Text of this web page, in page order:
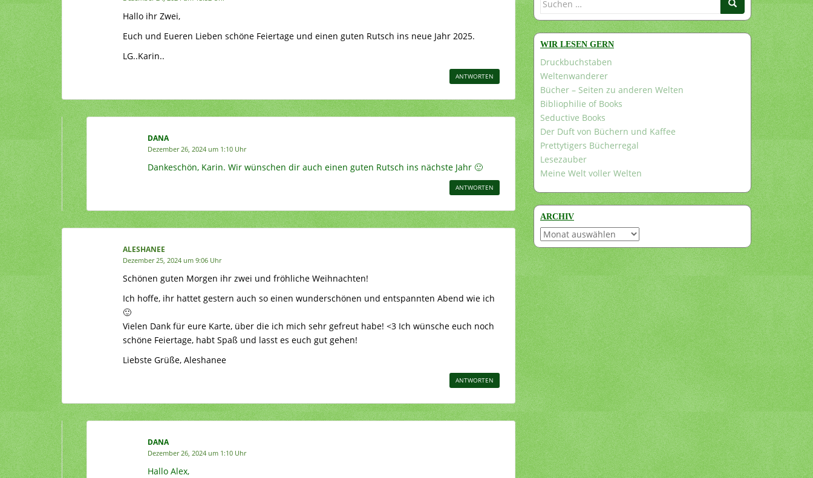
Hallo ihr Zwei,
Euch und Eueren Lieben schöne Feiertage und einen guten Rutsch ins neue Jahr 2025.
LG..Karin..
ANTWORTEN
DANA
Dezember 26, 2024 um 1:10 Uhr
Dankeschön, Karin. Wir wünschen dir auch einen guten Rutsch ins nächste Jahr 🙂
ANTWORTEN
ALESHANEE
Dezember 25, 2024 um 9:06 Uhr
Schönen guten Morgen ihr zwei und fröhliche Weihnachten!
Ich hoffe, ihr hattet gestern auch so einen wunderschönen und entspannten Abend wie ich
🙂
Vielen Dank für eure Karte, über die ich mich sehr gefreut habe! <3 Ich wünsche euch noch
schöne Feiertage, habt Spaß und lasst es euch gut gehen!
Liebste Grüße, Aleshanee
ANTWORTEN
DANA
Dezember 26, 2024 um 1:10 Uhr
Hallo Alex,
WIR LESEN GERN
Druckbuchstaben
Weltenwanderer
Bücher – Seiten zu anderen Welten
Bibliophilie of Books
Seductive Books
Der Duft von Büchern und Kaffee
Prettytigers Bücherregal
Lesezauber
Meine Welt voller Welten
ARCHIV
Archiv